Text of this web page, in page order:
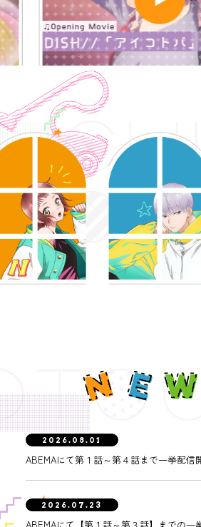
2026.08.01
ABEMAにて第１話～第４話まで一挙配信
2026.07.23